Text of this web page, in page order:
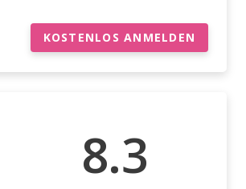
KOSTENLOS ANMELDEN
8.3